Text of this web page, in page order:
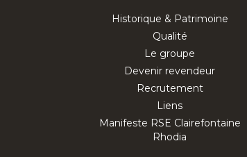
Historique & Patrimoine
Qualité
Le groupe
Devenir revendeur
Recrutement
Liens
Manifeste RSE Clairefontaine
Rhodia